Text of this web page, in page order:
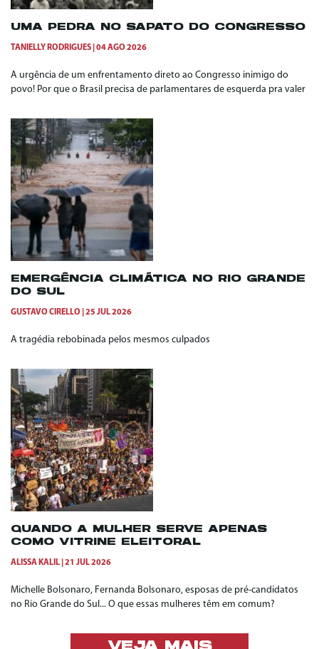
UMA PEDRA NO SAPATO DO CONGRESSO
TANIELLY RODRIGUES 04 AGO 2026
A urgência de um enfrentamento direto ao Congresso inimigo do
povo! Por que o Brasil precisa de parlamentares de esquerda pra valer
EMERGÊNCIA CLIMÁTICA NO RIO GRANDE
DO SUL
GUSTAVO CIRELLO 25 JUL 2026
A tragédia rebobinada pelos mesmos culpados
QUANDO A MULHER SERVE APENAS
COMO VITRINE ELEITORAL
ALISSA KALIL 21 JUL 2026
Michelle Bolsonaro, Fernanda Bolsonaro, esposas de pré-candidatos
no Rio Grande do Sul... O que essas mulheres têm em comum?